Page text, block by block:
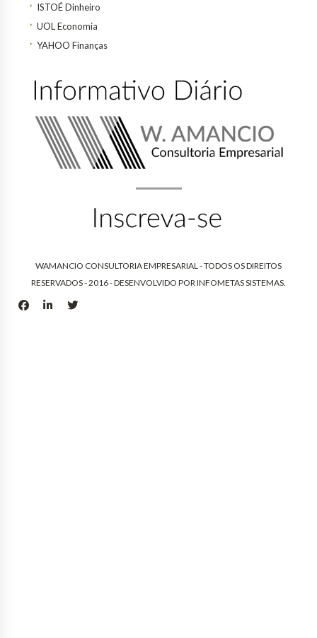
ISTOÉ Dinheiro
UOL Economia
YAHOO Finanças
WAMANCIO CONSULTORIA EMPRESARIAL - TODOS OS DIREITOS
RESERVADOS - 2016 - DESENVOLVIDO POR INFOMETAS SISTEMAS